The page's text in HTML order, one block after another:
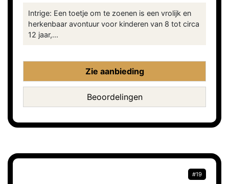
Intrige: Een toetje om te zoenen is een vrolijk en
herkenbaar avontuur voor kinderen van 8 tot circa
12 jaar,...
Zie aanbieding
Beoordelingen
#19